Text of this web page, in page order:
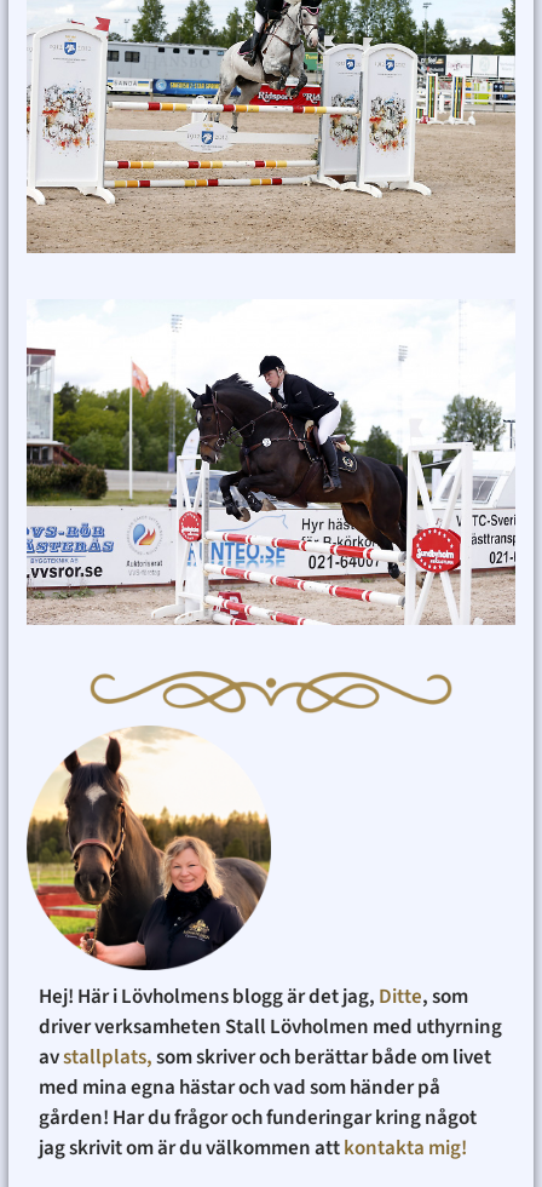
Hej! Här i Lövholmens blogg är det jag, Ditte, som
driver verksamheten Stall Lövholmen med uthyrning
avstallplats,som skriver och berättar både om livet
med mina egna hästar och vad som händer på
gården! Har du frågor och funderingar kring något
jag skrivit om är du välkommen attkontakta mig!